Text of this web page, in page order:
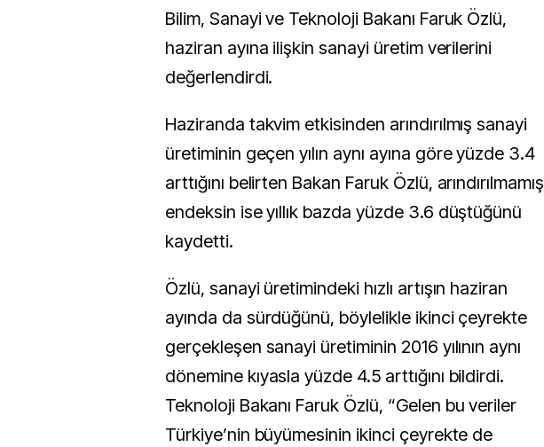
Bilim, Sanayi ve Teknoloji Bakanı Faruk Özlü,
haziran ayına ilişkin sanayi üretim verilerini
değerlendirdi.
Haziranda takvim etkisinden arındırılmış sanayi
üretiminin geçen yılın aynı ayına göre yüzde 3.4
arttığını belirten Bakan Faruk Özlü, arındırılmamış
endeksin ise yıllık bazda yüzde 3.6 düştüğünü
kaydetti.
Özlü, sanayi üretimindeki hızlı artışın haziran
ayında da sürdüğünü, böylelikle ikinci çeyrekte
gerçekleşen sanayi üretiminin 2016 yılının aynı
dönemine kıyasla yüzde 4.5 arttığını bildirdi.
Teknoloji Bakanı Faruk Özlü, “Gelen bu veriler
Türkiye’nin büyümesinin ikinci çeyrekte de